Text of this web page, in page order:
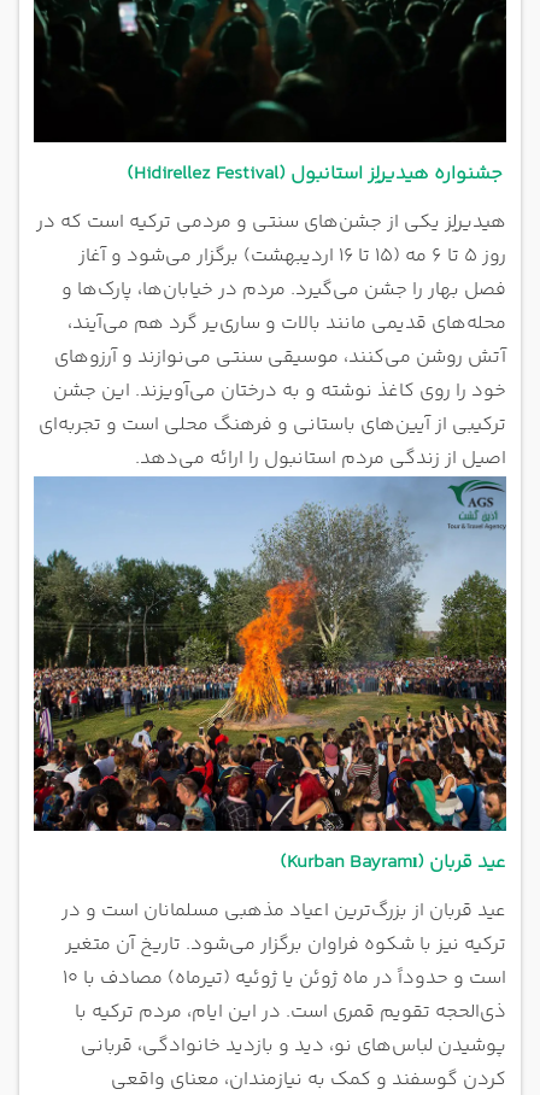
جشنواره هیدیرلِز استانبول (Hidirellez Festival)
هیدیرلِز یکی از جشن‌های سنتی و مردمی ترکیه است که در
روز ۵ تا ۶ مه (۱۵ تا ۱۶ اردیبهشت) برگزار می‌شود و آغاز
فصل بهار را جشن می‌گیرد. مردم در خیابان‌ها، پارک‌ها و
محله‌های قدیمی مانند بالات و ساری‌یر گرد هم می‌آیند،
آتش روشن می‌کنند، موسیقی سنتی می‌نوازند و آرزوهای
خود را روی کاغذ نوشته و به درختان می‌آویزند. این جشن
ترکیبی از آیین‌های باستانی و فرهنگ محلی است و تجربه‌ای
اصیل از زندگی مردم استانبول را ارائه می‌دهد.
عید قربان (Kurban Bayramı)
عید قربان از بزرگ‌ترین اعیاد مذهبی مسلمانان است و در
ترکیه نیز با شکوه فراوان برگزار می‌شود. تاریخ آن متغیر
است و حدوداً در ماه ژوئن یا ژوئیه (تیرماه) مصادف با ۱۰
ذی‌الحجه تقویم قمری است. در این ایام، مردم ترکیه با
پوشیدن لباس‌های نو، دید و بازدید خانوادگی، قربانی
کردن گوسفند و کمک به نیازمندان، معنای واقعی